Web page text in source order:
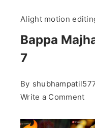
Alight motion
Bappa
7
By
Write a Commenton